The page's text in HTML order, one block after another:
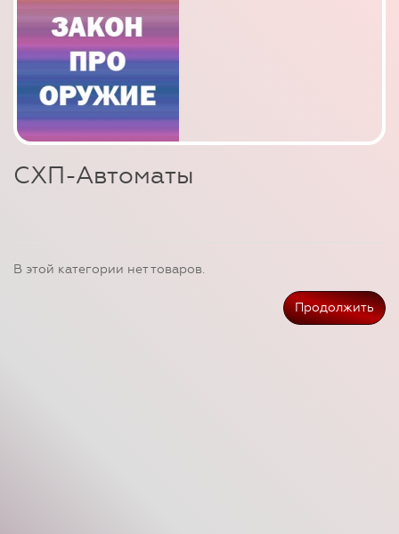
СХП-Автоматы
В этой категории нет товаров.
Продолжить